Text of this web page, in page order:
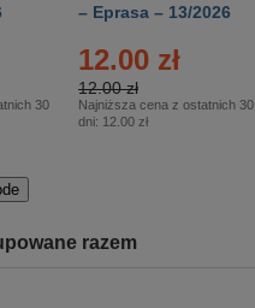
30
– Eprasa – 13/2026
12.00 zł
12.00 zł
Najniższa cena z ostatnich 30
dni: 12.00 zł
razem